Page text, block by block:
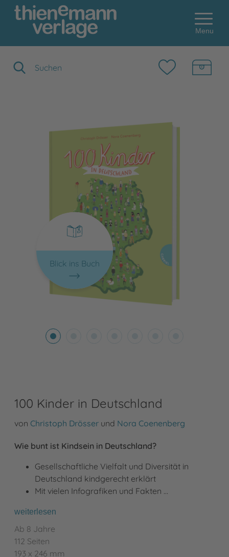
Menu
Blick ins Buch
100 Kinder in Deutschland
von Christoph Drösser und Nora Coenenberg
Wie bunt ist Kindsein in Deutschland?
Gesellschaftliche Vielfalt und Diversität in
Deutschland kindgerecht erklärt
Mit vielen Infografiken und Fakten …
weiterlesen
Ab 8 Jahre
112 Seiten
193 x 246 mm